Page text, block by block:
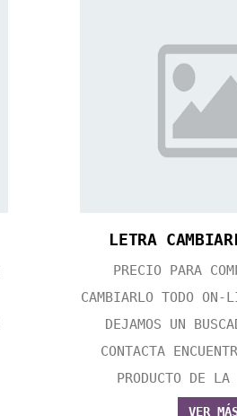
LETRA
PRECIO PARA
CAMBIARLO TODO ON-
DEJAMOS UN
CONTACTA
PRODUCTO DE
VER